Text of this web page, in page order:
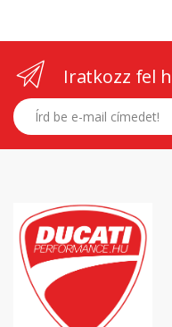
Iratkozz fel
E-mail címed